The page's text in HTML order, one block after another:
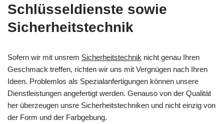
Schlüsseldienste sowie
Sicherheitstechnik
Sofern wir mit unsrem Sicherheitstechnik nicht genau Ihren
Geschmack treffen, richten wir uns mit Vergnügen nach Ihren
Ideen. Problemlos als Spezialanfertigungen können unsere
Dienstleistungen angefertigt werden. Genauso von der Qualität
her überzeugen unsre Sicherheitstechniken und nicht einzig von
der Form und der Farbgebung.